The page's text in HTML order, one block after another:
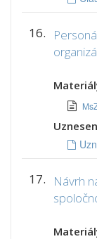
16.
17.
Návrh